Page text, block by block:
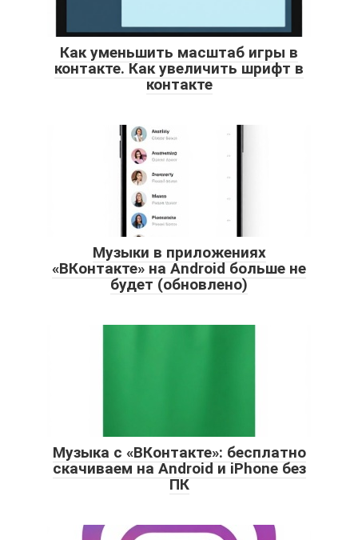
Как уменьшить масштаб игры в
контакте. Как увеличить шрифт в
контакте
Музыки в приложениях
«ВКонтакте» на Android больше не
будет (обновлено)
Музыка с «ВКонтакте»: бесплатно
скачиваем на Android и iPhone без
ПК